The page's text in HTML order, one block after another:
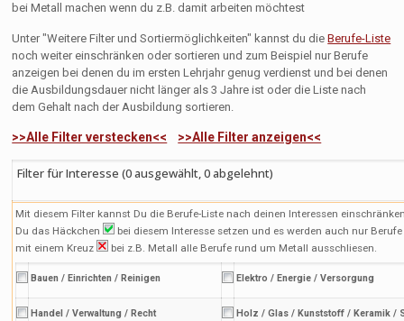
bei Metall machen wenn du z.B. damit arbeiten möchtest
Unter "Weitere Filter und Sortiermöglichkeiten" kannst du dieBerufe-Liste
noch weiter einschränken oder sortieren und zum Beispiel nur Berufe
anzeigen bei denen du im ersten Lehrjahr genug verdienst und bei denen
die Ausbildungsdauer nicht länger als 3 Jahre ist oder die Liste nach
dem Gehalt nach der Ausbildung sortieren.
>>Alle Filter verstecken<< >>Alle Filter anzeigen<<
Filter für Interesse (0ausgewählt,0abgelehnt)
Mit diesem Filter kannst Du die Berufe-Liste nach deinen Interessen
Du das Häckchen
bei diesem Interesse setzen und es werden auch nur
mit einem Kreuz
bei z.B. Metall alle Berufe rund um Metall ausschliesen.
Bauen / Einrichten / Reinigen Elektro / Energie / Versorgung
Handel / Verwaltung / Recht Holz / Glas / Kunststoff / Keramik /